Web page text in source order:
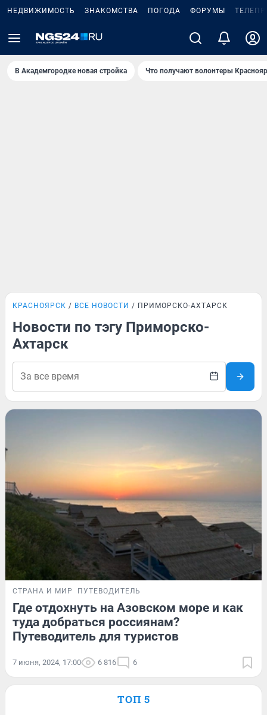
НЕДВИЖИМОСТЬ ЗНАКОМСТВА ПОГОДА ФОРУМЫ
В Академгородке новая стройка Что получают волонтеры
КРАСНОЯРСК ВСЕ НОВОСТИ ПРИМОРСКО-АХТАРСК
Новости по тэгу Приморско-
Ахтарск
СТРАНА И МИР ПУТЕВОДИТЕЛЬ
Где отдохнуть на Азовском море и как
туда добраться россиянам?
Путеводитель для туристов
7 июня, 2024, 17:00 6 816 6
ТОП 5